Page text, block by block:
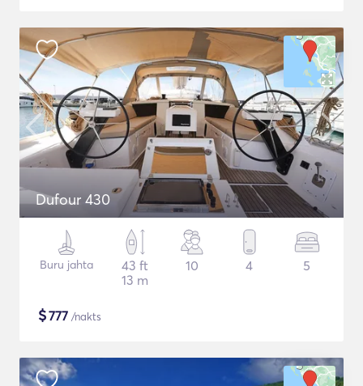
Dufour 430
Buru jahta
43 ft
13 m
10 4 5
$777 /nakts